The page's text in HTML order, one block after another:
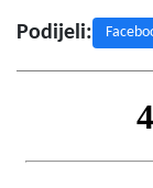
Podijeli: